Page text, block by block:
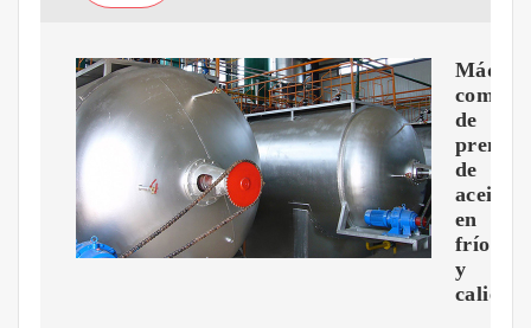
de
de
aceite
en
frío
y
caliente